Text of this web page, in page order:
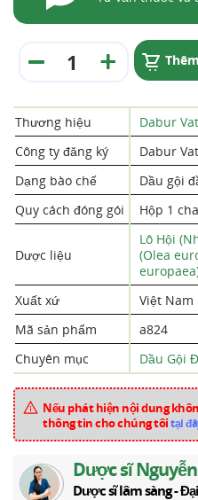
Thương hiệu Dabur
Công ty đăng ký
Dabur
Dạng bào chế
Dầu gội
Quy cách đóng gói
Hộp 1
Dược liệu
Lô Hội
(Olea
Xuất xứ
Việt Nam
Mã sản phẩm
a824
Chuyên mục
Dầu Gội
Nếu phát hiện nội dung
thông tin cho chúng tôitại
Dược sĩ
Dược sĩ lâm sàng -